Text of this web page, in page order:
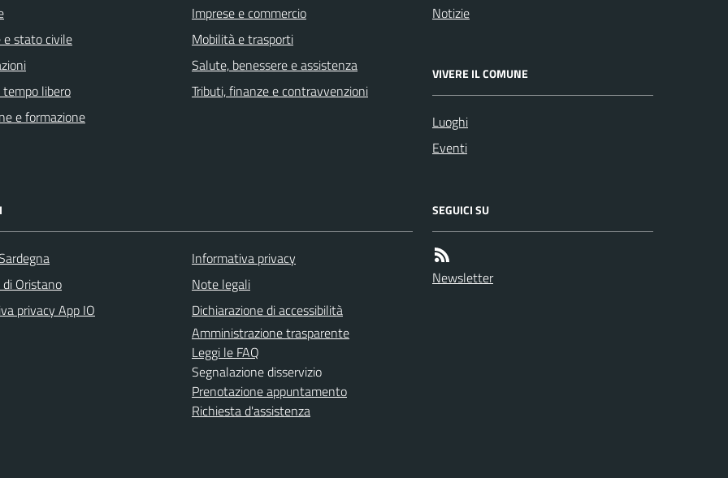
e stato civile
libero
e formazione
Imprese e commercio
Mobilità e trasporti
Salute, benessere e assistenza
Tributi, finanze e contravvenzioni
Notizie
VIVERE IL COMUNE
Luoghi
Eventi
Oristano
privacy App IO
Informativa privacy
Note legali
Dichiarazione di accessibilità
Amministrazione trasparente
Leggi le FAQ
Segnalazione disservizio
Prenotazione appuntamento
Richiesta d'assistenza
SEGUICI SU
Newsletter